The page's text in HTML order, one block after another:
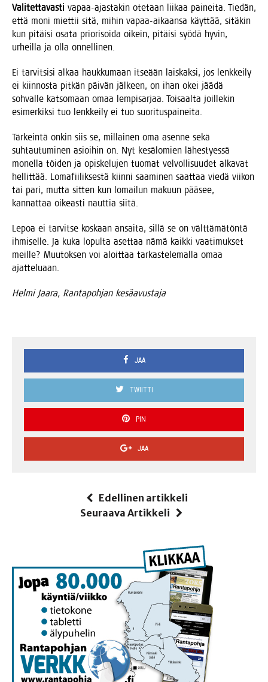
Vali­tet­ta­vas­ti vapaa-ajas­ta­kin ote­taan lii­kaa pai­nei­ta. Tie­dän,
että moni miet­tii sitä, mihin vapaa-aikaan­sa käyt­tää, sitä­kin
kun pitäi­si osa­ta prio­ri­soi­da oikein, pitäi­si syö­dä hyvin,
urheil­la ja olla onnellinen.
Ei tar­vit­si­si alkaa hauk­ku­maan itse­ään lais­kak­si, jos lenk­kei­ly
ei kiin­nos­ta pit­kän päi­vän jäl­keen, on ihan okei jää­dä
soh­val­le kat­so­maan omaa lem­pi­sar­jaa. Toi­saal­ta joil­le­kin
esi­mer­kik­si tuo lenk­kei­ly ei tuo suorituspaineita.
Tär­kein­tä onkin siis se, mil­lai­nen oma asen­ne sekä
suh­tau­tu­mi­nen asioi­hin on. Nyt kesä­lo­mien lähes­tyes­sä
monel­la töi­den ja opis­ke­lu­jen tuo­mat vel­vol­li­suu­det alka­vat
hel­lit­tää. Loma­fii­lik­ses­tä kiin­ni saa­mi­nen saat­taa vie­dä vii­kon
tai pari, mut­ta sit­ten kun lomai­lun makuun pää­see,
kan­nat­taa oikeas­ti naut­tia siitä.
Lepoa ei tar­vit­se kos­kaan ansai­ta, sil­lä se on vält­tä­mä­tön­tä
ihmi­sel­le. Ja kuka lopul­ta aset­taa nämä kaik­ki vaa­ti­muk­set
meil­le? Muu­tok­sen voi aloit­taa tar­kas­te­le­mal­la omaa
ajatteluaan.
Hel­mi Jaa­ra, Ran­ta­poh­jan kesäavustaja
JAA
TWIITTI
PIN
JAA
Edellinen artikkeli
Seuraava Artikkeli